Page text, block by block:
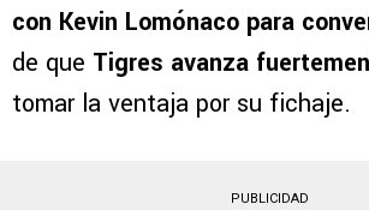
con Kevin Lomónaco para
de que Tigres avanza
tomar la ventaja por su fichaje.
PUBLICIDAD